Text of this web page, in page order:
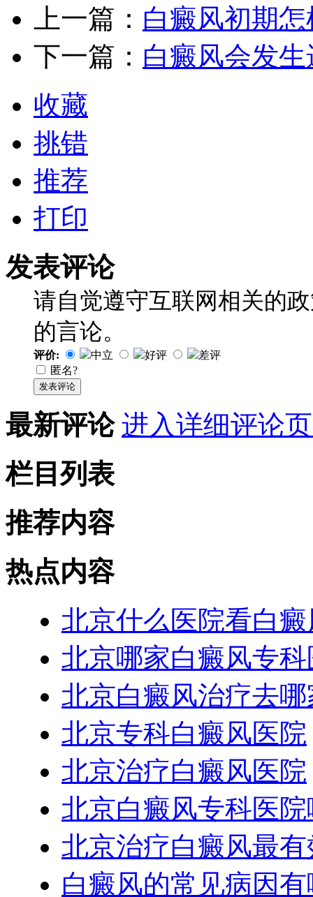
上一篇： 白癜风初期
下一篇： 白癜风会发
收藏
挑错
推荐
打印
发表评论
请自觉遵守互联网相关的
的言论。
评价: 中立 好评
差评
匿名?
发表评论
最新评论 进入详细评论
栏目列表
推荐内容
热点内容
北京什么医院看白
北京哪家白癜风专
北京白癜风治疗去
北京专科白癜风医院
北京治疗白癜风医院
北京白癜风专科医
北京治疗白癜风最
白癜风的常见病因